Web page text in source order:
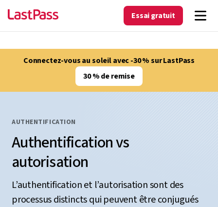
Essai gratuit
Connectez-vous au soleil avec -30 % sur LastPass
30 % de remise
AUTHENTIFICATION
Authentification vs
autorisation
L’authentification et l’autorisation sont des
processus distincts qui peuvent être conjugués